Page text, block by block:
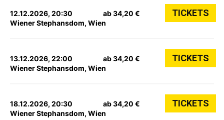
12.12.2026, 20:30
Wiener Stephansdom, Wien
ab 34,20 € TICKETS
13.12.2026, 22:00
Wiener Stephansdom, Wien
ab 34,20 € TICKETS
18.12.2026, 20:30
Wiener Stephansdom, Wien
ab 34,20 € TICKETS